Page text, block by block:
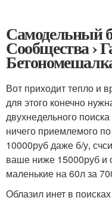
Самодельный
Сообщества ›
Вот приходит тепло и
для этого конечно
двухнедельного
ничего приемлемого
10000руб даже б/у,
ваше ниже 15000руб и
маленькие на 60л за
Облазил инет в